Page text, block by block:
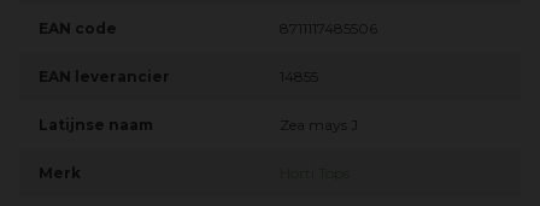
EAN code 8711117485506
EAN leverancier 14855
Latijnse naam Zea mays J
Merk